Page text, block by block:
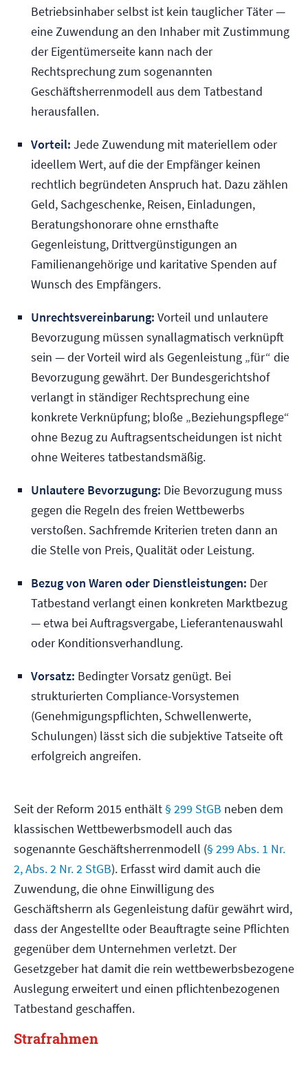
Betriebsinhaber selbst ist kein tauglicher Täter —
eine Zuwendung an den Inhaber mit Zustimmung
der Eigentümerseite kann nach der
Rechtsprechung zum sogenannten
Geschäftsherrenmodell aus dem Tatbestand
herausfallen.
Vorteil: Jede Zuwendung mit materiellem oder
ideellem Wert, auf die der Empfänger keinen
rechtlich begründeten Anspruch hat. Dazu zählen
Geld, Sachgeschenke, Reisen, Einladungen,
Beratungshonorare ohne ernsthafte
Gegenleistung, Drittvergünstigungen an
Familienangehörige und karitative Spenden auf
Wunsch des Empfängers.
Unrechtsvereinbarung: Vorteil und unlautere
Bevorzugung müssen synallagmatisch verknüpft
sein — der Vorteil wird als Gegenleistung „für“ die
Bevorzugung gewährt. Der Bundesgerichtshof
verlangt in ständiger Rechtsprechung eine
konkrete Verknüpfung; bloße „Beziehungspflege“
ohne Bezug zu Auftragsentscheidungen ist nicht
ohne Weiteres tatbestandsmäßig.
Unlautere Bevorzugung: Die Bevorzugung muss
gegen die Regeln des freien Wettbewerbs
verstoßen. Sachfremde Kriterien treten dann an
die Stelle von Preis, Qualität oder Leistung.
Bezug von Waren oder Dienstleistungen: Der
Tatbestand verlangt einen konkreten Marktbezug
— etwa bei Auftragsvergabe, Lieferantenauswahl
oder Konditionsverhandlung.
Vorsatz: Bedingter Vorsatz genügt. Bei
strukturierten Compliance-Vorsystemen
(Genehmigungspflichten, Schwellenwerte,
Schulungen) lässt sich die subjektive Tatseite oft
erfolgreich angreifen.
Seit der Reform 2015 enthält§ 299 StGB neben dem
klassischen Wettbewerbsmodell auch das
sogenannte Geschäftsherrenmodell (§ 299 Abs. 1 Nr.
2, Abs. 2 Nr. 2 StGB). Erfasst wird damit auch die
Zuwendung, die ohne Einwilligung des
Geschäftsherrn als Gegenleistung dafür gewährt wird,
dass der Angestellte oder Beauftragte seine Pflichten
gegenüber dem Unternehmen verletzt. Der
Gesetzgeber hat damit die rein wettbewerbsbezogene
Auslegung erweitert und einen pflichtenbezogenen
Tatbestand geschaffen.
Strafrahmen